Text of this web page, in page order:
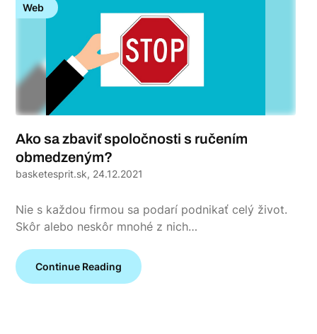
Web
Ako sa zbaviť spoločnosti s ručením
obmedzeným?
basketesprit.sk, 24.12.2021
Nie s každou firmou sa podarí podnikať celý život.
Skôr alebo neskôr mnohé z nich…
Continue Reading